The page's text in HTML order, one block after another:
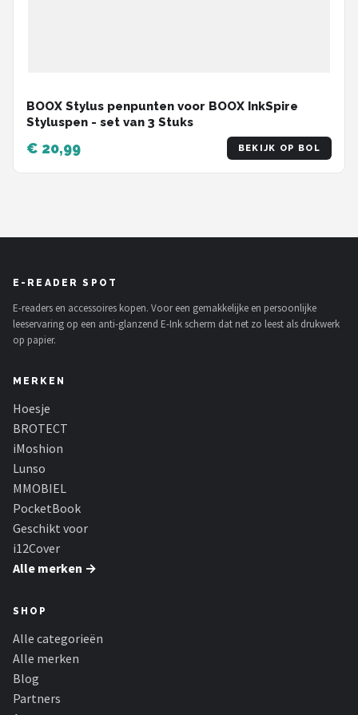
BOOX Stylus penpunten voor BOOX InkSpire
Styluspen - set van 3 Stuks
€ 20,99 BEKIJK OP BOL
E-READER SPOT
E-readers en accessoires kopen. Voor een gemakkelijke en persoonlijke
leeservaring op een anti-glanzend E-Ink scherm dat net zo leest als drukwerk
op papier.
MERKEN
Hoesje
BROTECT
iMoshion
Lunso
MMOBIEL
PocketBook
Geschikt voor
i12Cover
Alle merken →
SHOP
Alle categorieën
Alle merken
Blog
Partners